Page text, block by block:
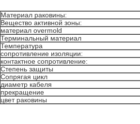
Материал раковины:
Вещество активной зоны:
материал overmold
Терминальный материал
Температура
сопротивление изоляции:
контактное сопротивление:
Степень защиты
Сопрягая цикл
диаметр кабеля
прекращение
цвет раковины